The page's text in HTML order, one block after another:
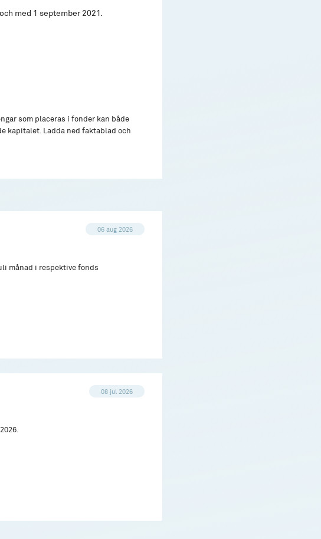
med 1 september 2021.
som placeras i fonder kan både
kapitalet. Ladda ned faktablad och
06 aug 2026
månad i respektive fonds
08 jul 2026